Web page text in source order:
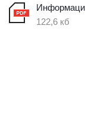
122,6 кб